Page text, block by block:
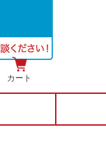
カート